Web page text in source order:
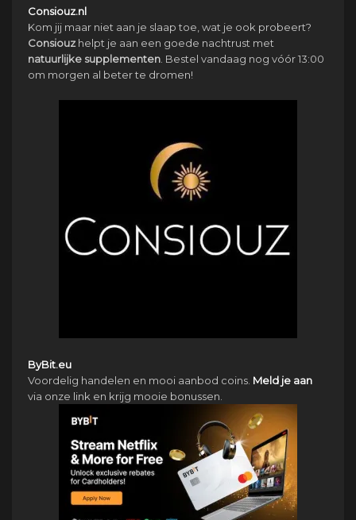
Consiouz.nl
Kom jij maar niet aan je slaap toe, wat je ook probeert?
Consiouz helpt je aan een goede nachtrust met
natuurlijke supplementen . Bestel vandaag nog vóór 13:00
om morgen al beter te dromen!
ByBit.eu
Voordelig handelen en mooi aanbod coins. Meld je aan
via onze link en krijg mooie bonussen.